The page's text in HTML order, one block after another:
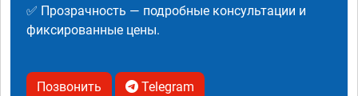
✅ Прозрачность — подробные консультации и
фиксированные цены.
Позвонить Telegram